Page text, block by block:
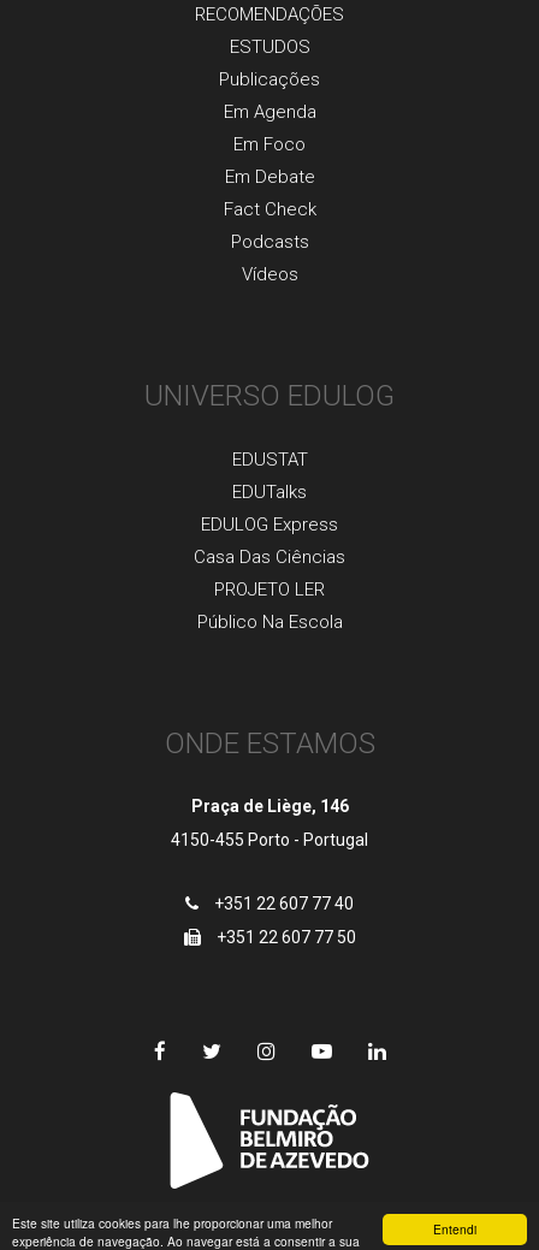
Entendi
Este site utiliza cookies para lhe proporcionar uma melhor
experiência de navegação. Ao navegar está a consentir a sua
RECOMENDAÇÕES
ESTUDOS
Publicaçõеs
Em Agenda
Em Foco
Em Debate
Fact Check
Podcasts
Vídeos
UNIVERSO EDULOG
EDUSTAT
EDUTalks
EDULOG Express
Casa Das Ciências
PROJETO LER
Público Na Escola
ONDE ESTAMOS
Praça de Liège, 146
4150-455 Porto - Portugal
+351 22 607 77 40
+351 22 607 77 50
© Copyright 2018 EDULOG | Fundação Belmiro de Azevedo